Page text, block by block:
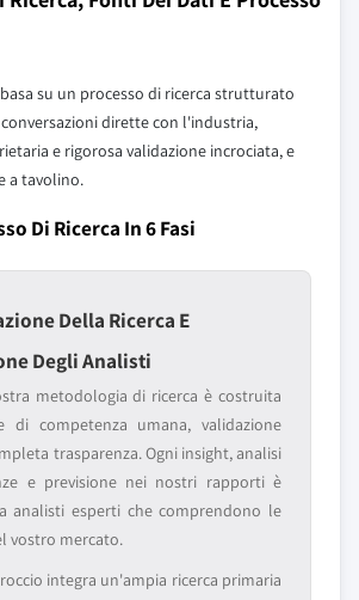
su un processo di ricerca strutturato
dirette con l'industria,
e rigorosa validazione incrociata, e
a tavolino.
Di Ricerca In 6 Fasi
Della Ricerca E
Degli Analisti
metodologia di ricerca è costruita
di competenza umana, validazione
trasparenza. Ogni insight, analisi
e previsione nei nostri rapporti è
analisti esperti che comprendono le
vostro mercato.
integra un'ampia ricerca primaria